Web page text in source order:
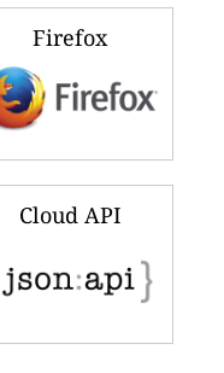
Firefox
Cloud API